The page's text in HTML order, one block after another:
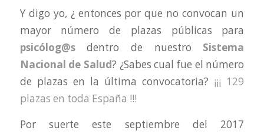
Y digo yo, ¿ entonces por que no convocan un
mayor número de plazas públicas para
psicólog@sdentro de nuestro Sistema
Nacional de Salud? ¿Sabes cual fue el número
de plazas en la última convocatoria? ¡¡¡ 129
plazas en toda España !!!
Por suerte este septiembre del 2017